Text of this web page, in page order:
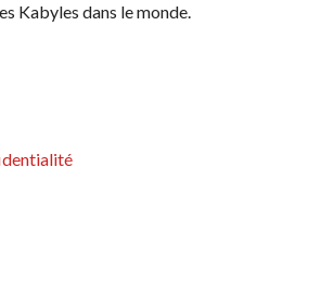
Kabyles dans le monde.